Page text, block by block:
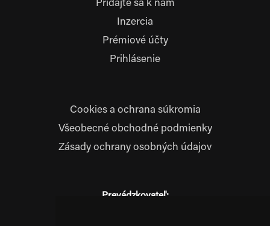
Pridajte sa k nám
Inzercia
Prémiové účty
Prihlásenie
Cookies a ochrana súkromia
Všeobecné obchodné podmienky
Zásady ochrany osobných údajov
Prevádzkovateľ: